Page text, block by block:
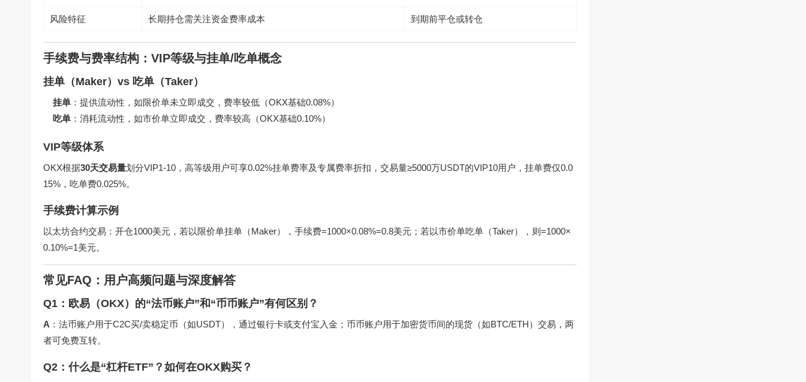
风险特征 长期持仓需关注资金费率成本 到期前平仓或转仓
手续费与费率结构：VIP等级与挂单/吃单概念
挂单（Maker）vs 吃单（Taker）
挂单 ：提供流动性，如限价单未立即成交，费率较低（OKX基础0.08%）
吃单 ：消耗流动性，如市价单立即成交，费率较高（OKX基础0.10%）
VIP等级体系
OKX根据30天交易量划分VIP1-10，高等级用户可享0.02%挂单费率及专属费率折扣，交易量≥5000万USDT的VIP10用户，挂单费仅0.0
15%，吃单费0.025%。
手续费计算示例
以太坊合约交易：开仓1000美元，若以限价单挂单（Maker），手续费=1000×0.08%=0.8美元；若以市价单吃单（Taker），则=1000×
0.10%=1美元。
常见FAQ：用户高频问题与深度解答
Q1：欧易（OKX）的“法币账户”和“币币账户”有何区别？
A ：法币账户用于C2C买/卖稳定币（如USDT），通过银行卡或支付宝入金；币币账户用于加密货币间的现货（如BTC/ETH）交易，两
者可免费互转。
Q2：什么是“杠杆ETF”？如何在OKX购买？